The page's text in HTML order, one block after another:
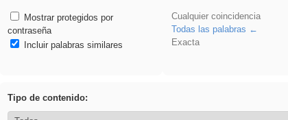
Mostrar protegidos por
contraseña
Incluir palabras similares
Cualquier coincidencia
Todas las palabras
Exacta
Tipo de contenido: